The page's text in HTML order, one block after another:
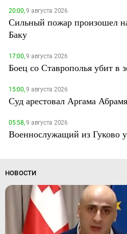
20:00,9 августа 2026
Сильный пожар произошел
Баку
17:00,9 августа 2026
Боец со Ставрополья убит в
15:00,9 августа 2026
Суд арестовал Аргама
05:58,9 августа 2026
Военнослужащий из Гуково
НОВОСТИ